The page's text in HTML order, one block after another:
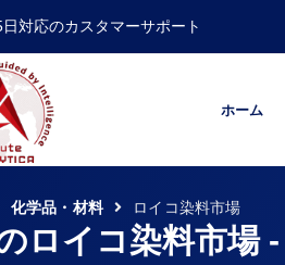
対応のカスタマーサポート
ホーム
化学品・材料 ロイコ染料市場
ロイコ染料市場